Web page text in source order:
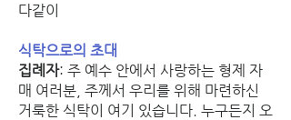
다같이
식탁으로의 초대
집례자: 주 예수 안에서 사랑하는 형제 자
매 여러분, 주께서 우리를 위해 마련하신
거룩한 식탁이 여기 있습니다. 누구든지 오